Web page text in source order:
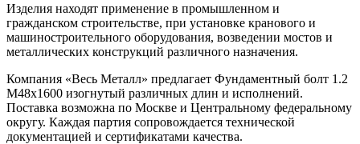
Изделия находят применение в промышленном и
гражданском строительстве, при установке кранового и
машиностроительного оборудования, возведении мостов и
металлических конструкций различного назначения.
Компания «Весь Металл» предлагает Фундаментный болт 1.2
М48х1600 изогнутый различных длин и исполнений.
Поставка возможна по Москве и Центральному федеральному
округу. Каждая партия сопровождается технической
документацией и сертификатами качества.